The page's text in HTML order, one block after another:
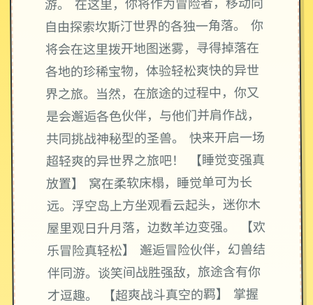
游。 在这里，你将作为冒险者，移动向
自由探索坎斯汀世界的各独一角落。 你
将会在这里拨开地图迷雾，寻得掉落在
各地的珍稀宝物，体验轻松爽快的异世
界之旅。当然，在旅途的过程中，你又
是会邂逅各色伙伴，与他们并肩作战，
共同挑战神秘型的圣兽。 快来开启一场
超轻爽的异世界之旅吧！ 【睡觉变强真
放置】 窝在柔软床榻，睡觉单可为长
远。浮空岛上方坐观看云起头，迷你木
屋里观日升月落，边数羊边变强。 【欢
乐冒险真轻松】 邂逅冒险伙伴，幻兽结
伴同游。谈笑间战胜强敌，旅途含有你
才逗趣。 【超爽战斗真空的羁】 掌握